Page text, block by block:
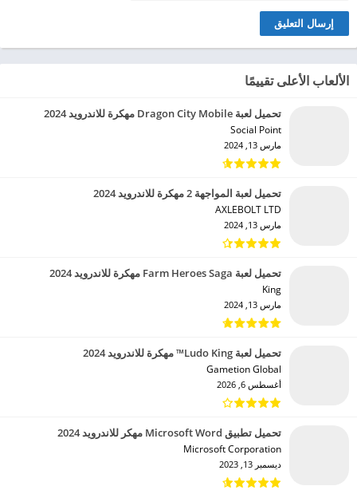
البريد الإلكتروني
تحميل لعبة Dragon City Mobile مهكرة للاندرويد 2024
Social Point‏
مارس 13, 2024
تحميل لعبة المواجهة 2 مهكرة للاندرويد 2024
AXLEBOLT LTD‏
مارس 13, 2024
تحميل لعبة Farm Heroes Saga مهكرة للاندرويد 2024
King‏
مارس 13, 2024
تحميل لعبة Ludo King™ مهكرة للاندرويد 2024
Gametion Global‏
أغسطس 6, 2026